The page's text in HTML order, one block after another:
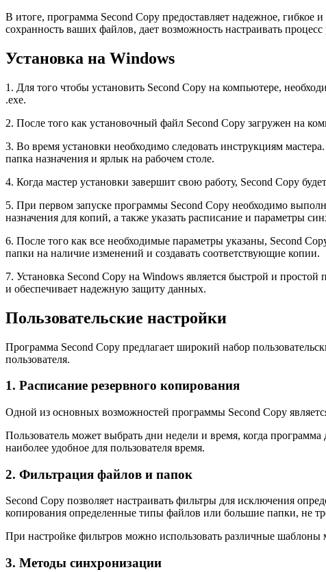
В итоге, программа Second Copy предоставляет надежное, гибкое
сохранность ваших файлов, дает возможность настраивать
Установка на Windows
1. Для того чтобы установить Second Copy на компьютере,
.exe.
2. После того как установочный файл Second Copy загружен на
3. Во время установки необходимо следовать инструкциям
папка назначения и ярлык на рабочем столе.
4. Когда мастер установки завершит свою работу, Second Copy
5. При первом запуске программы Second Copy необходимо
назначения для копий, а также указать расписание и параметры
6. После того как все необходимые параметры указаны, Second
папки на наличие изменений и создавать соответствующие копии.
7. Установка Second Copy на Windows является быстрой и
и обеспечивает надежную защиту данных.
Пользовательские настройки
Программа Second Copy предлагает широкий набор
пользователя.
1. Расписание резервного копирования
Одной из основных возможностей программы Second Copy
Пользователь может выбрать дни недели и время, когда
наиболее удобное для пользователя время.
2. Фильтрация файлов и папок
Second Copy позволяет настраивать фильтры для исключения
копирования определенные типы файлов или большие папки, не
При настройке фильтров можно использовать различные
3. Методы синхронизации